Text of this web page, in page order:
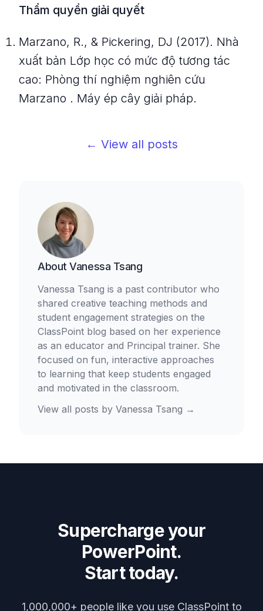
Thẩm quyền giải quyết
Marzano, R., & Pickering, DJ (2017). Nhà
xuất bản Lớp học có mức độ tương tác
cao: Phòng thí nghiệm nghiên cứu
Marzano . Máy ép cây giải pháp.
← View all posts
About Vanessa Tsang
Vanessa Tsang is a past contributor who
shared creative teaching methods and
student engagement strategies on the
ClassPoint blog based on her experience
as an educator and Principal trainer. She
focused on fun, interactive approaches
to learning that keep students engaged
and motivated in the classroom.
View all posts by Vanessa Tsang →
Supercharge your
PowerPoint.
Start today.
1,000,000+ people like you use ClassPoint to